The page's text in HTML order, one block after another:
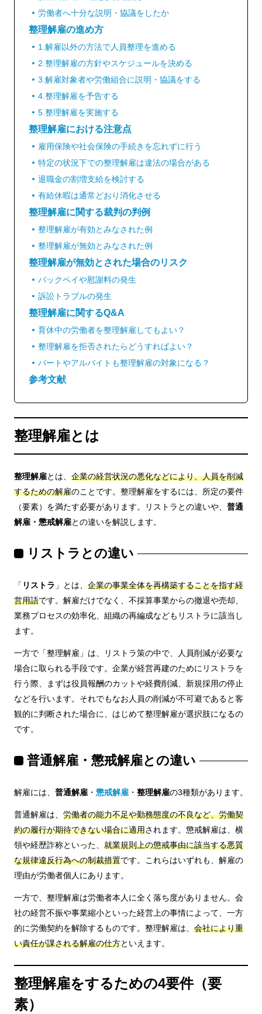
労働者へ十分な説明・協議をしたか
整理解雇の進め方
1.解雇以外の方法で人員整理を進める
2.整理解雇の方針やスケジュールを決める
3.解雇対象者や労働組合に説明・協議をする
4.整理解雇を予告する
5.整理解雇を実施する
整理解雇における注意点
雇用保険や社会保険の手続きを忘れずに行う
特定の状況下での整理解雇は違法の場合がある
退職金の割増支給を検討する
有給休暇は通常どおり消化させる
整理解雇に関する裁判の判例
整理解雇が有効とみなされた例
整理解雇が無効とみなされた例
整理解雇が無効とされた場合のリスク
バックペイや慰謝料の発生
訴訟トラブルの発生
整理解雇に関するQ&A
育休中の労働者を整理解雇してもよい？
整理解雇を拒否されたらどうすればよい？
パートやアルバイトも整理解雇の対象になる？
参考文献
整理解雇とは
整理解雇とは、 企業の経営状況の悪化などにより、人員を削減
するための解雇のことです。整理解雇をするには、所定の要件
（要素）を満たす必要があります。リストラとの違いや、 普通
解雇・懲戒解雇との違いを解説します。
リストラとの違い
「 リストラ 」とは、 企業の事業全体を再構築することを指す経
営用語です。解雇だけでなく、不採算事業からの撤退や売却、
業務プロセスの効率化、組織の再編成などもリストラに該当し
ます。
一方で「整理解雇」は、リストラ策の中で、人員削減が必要な
場合に取られる手段です。企業が経営再建のためにリストラを
行う際、まずは役員報酬のカットや経費削減、新規採用の停止
などを行います。それでもなお人員の削減が不可避であると客
観的に判断された場合に、はじめて整理解雇が選択肢になるの
です。
普通解雇・懲戒解雇との違い
解雇には、 普通解雇 ・ 懲戒解雇 ・ 整理解雇の3種類があります。
普通解雇は、 労働者の能力不足や勤務態度の不良など、労働契
約の履行が期待できない場合に適用されます。懲戒解雇は、横
領や経歴詐称といった、 就業規則上の懲戒事由に該当する悪質
な規律違反行為への制裁措置です。これらはいずれも、解雇の
理由が労働者個人にあります。
一方で、整理解雇は労働者本人に全く落ち度がありません。会
社の経営不振や事業縮小といった経営上の事情によって、一方
的に労働契約を解除するものです。整理解雇は、 会社により重
い責任が課される解雇の仕方といえます。
整理解雇をするための4要件（要
素）